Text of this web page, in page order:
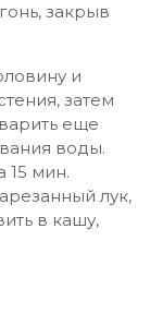
закрыв
и
затем
еще
воды.
15 мин.
лук,
в кашу,